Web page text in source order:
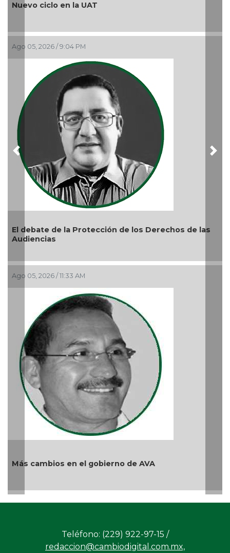
en la UAT
/ 9:04 PM
de la Protección de los Derechos de las
/ 11:33 AM
en el gobierno de AVA